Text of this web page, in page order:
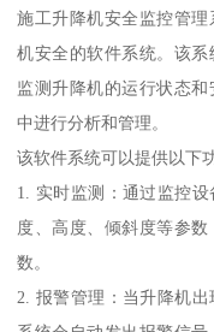
施工升降机安全监控管
机安全的软件系统。该
监测升降机的运行状态
中进行分析和管理。
该软件系统可以提供以下
1. 实时监测：通过监控
度、高度、倾斜度等参
数。
2. 报警管理：当升降机